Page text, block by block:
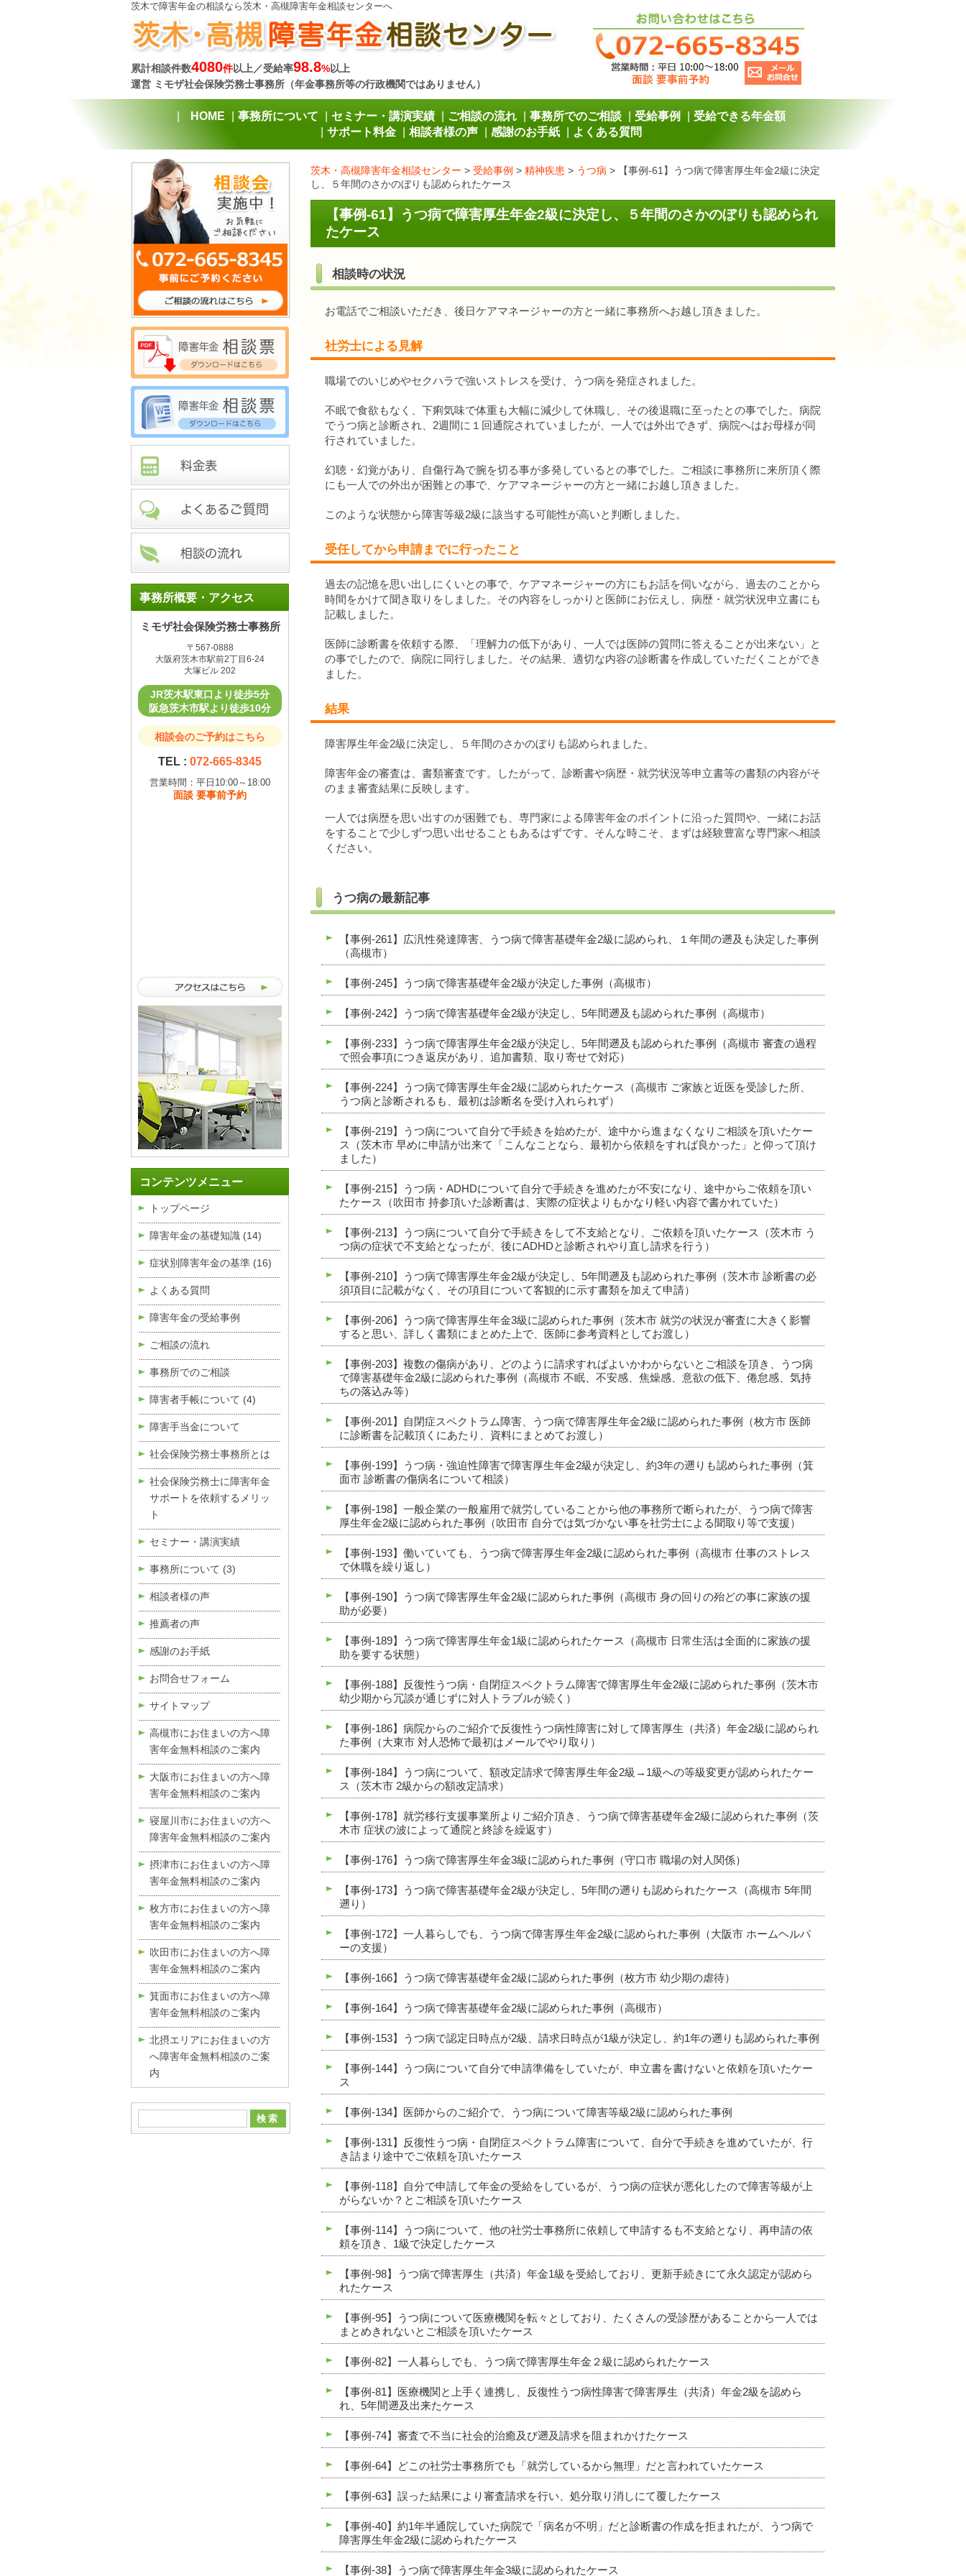
茨木で障害年金の相談なら茨木・高槻障害年金相談センターへ
累計相談件数4080件以上／受給率98.8%以上
運営 ミモザ社会保険労務士事務所（年金事務所等の行政機関ではありません）
HOME 事務所について セミナー・講演実績 ご相談の流れ 事務所でのご相談 受給事例
受給できる年金額
サポート料金
相談者様の声 感謝のお手紙 よくある質問
茨木・高槻障害年金相談センター > 受給事例 > 精神疾患 > うつ病 >
【事例-61】うつ病で障害厚生年金2級に決定
し、５年間のさかのぼりも認められたケース
【事例-61】うつ病で障害厚生年金2級に決定し、５年間のさかのぼりも認められ
たケース
相談時の状況
お電話でご相談いただき、後日ケアマネージャーの方と一緒に事務所へお越し頂きました。
社労士による見解
職場でのいじめやセクハラで強いストレスを受け、うつ病を発症されました。
不眠で食欲もなく、下痢気味で体重も大幅に減少して休職し、その後退職に至ったとの事でした。病院
でうつ病と診断され、2週間に１回通院されていましたが、一人では外出できず、病院へはお母様が同
行されていました。
幻聴・幻覚があり、自傷行為で腕を切る事が多発しているとの事でした。ご相談に事務所に来所頂く際
にも一人での外出が困難との事で、ケアマネージャーの方と一緒にお越し頂きました。
このような状態から障害等級2級に該当する可能性が高いと判断しました。
受任してから申請までに行ったこと
過去の記憶を思い出しにくいとの事で、ケアマネージャーの方にもお話を伺いながら、過去のことから
時間をかけて聞き取りをしました。その内容をしっかりと医師にお伝えし、病歴・就労状況申立書にも
記載しました。
医師に診断書を依頼する際、「理解力の低下があり、一人では医師の質問に答えることが出来ない」と
の事でしたので、病院に同行しました。その結果、適切な内容の診断書を作成していただくことができ
ました。
結果
障害厚生年金2級に決定し、５年間のさかのぼりも認められました。
障害年金の審査は、書類審査です。したがって、診断書や病歴・就労状況等申立書等の書類の内容がそ
のまま審査結果に反映します。
一人では病歴を思い出すのが困難でも、専門家による障害年金のポイントに沿った質問や、一緒にお話
をすることで少しずつ思い出せることもあるはずです。そんな時こそ、まずは経験豊富な専門家へ相談
ください。
うつ病の最新記事
【事例-261】広汎性発達障害、うつ病で障害基礎年金2級に認められ、１年間の遡及も決定した事例
（高槻市）
【事例-245】うつ病で障害基礎年金2級が決定した事例（高槻市）
【事例-242】うつ病で障害基礎年金2級が決定し、5年間遡及も認められた事例（高槻市）
【事例-233】うつ病で障害厚生年金2級が決定し、5年間遡及も認められた事例（高槻市 審査の過程
で照会事項につき返戻があり、追加書類、取り寄せで対応）
【事例-224】うつ病で障害厚生年金2級に認められたケース（高槻市 ご家族と近医を受診した所、
うつ病と診断されるも、最初は診断名を受け入れられず）
【事例-219】うつ病について自分で手続きを始めたが、途中から進まなくなりご相談を頂いたケー
ス（茨木市 早めに申請が出来て「こんなことなら、最初から依頼をすれば良かった」と仰って頂け
ました）
【事例-215】うつ病・ADHDについて自分で手続きを進めたが不安になり、途中からご依頼を頂い
たケース（吹田市 持参頂いた診断書は、実際の症状よりもかなり軽い内容で書かれていた）
【事例-213】うつ病について自分で手続きをして不支給となり、ご依頼を頂いたケース（茨木市 う
つ病の症状で不支給となったが、後にADHDと診断されやり直し請求を行う）
【事例-210】うつ病で障害厚生年金2級が決定し、5年間遡及も認められた事例（茨木市 診断書の必
須項目に記載がなく、その項目について客観的に示す書類を加えて申請）
【事例-206】うつ病で障害厚生年金3級に認められた事例（茨木市 就労の状況が審査に大きく影響
すると思い、詳しく書類にまとめた上で、医師に参考資料としてお渡し）
【事例-203】複数の傷病があり、どのように請求すればよいかわからないとご相談を頂き、うつ病
で障害基礎年金2級に認められた事例（高槻市 不眠、不安感、焦燥感、意欲の低下、倦怠感、気持
ちの落込み等）
【事例-201】自閉症スペクトラム障害、うつ病で障害厚生年金2級に認められた事例（枚方市 医師
に診断書を記載頂くにあたり、資料にまとめてお渡し）
【事例-199】うつ病・強迫性障害で障害厚生年金2級が決定し、約3年の遡りも認められた事例（箕
面市 診断書の傷病名について相談）
【事例-198】一般企業の一般雇用で就労していることから他の事務所で断られたが、うつ病で障害
厚生年金2級に認められた事例（吹田市 自分では気づかない事を社労士による聞取り等で支援）
【事例-193】働いていても、うつ病で障害厚生年金2級に認められた事例（高槻市 仕事のストレス
で休職を繰り返し）
【事例-190】うつ病で障害厚生年金2級に認められた事例（高槻市 身の回りの殆どの事に家族の援
助が必要）
【事例-189】うつ病で障害厚生年金1級に認められたケース（高槻市 日常生活は全面的に家族の援
助を要する状態）
【事例-188】反復性うつ病・自閉症スペクトラム障害で障害厚生年金2級に認められた事例（茨木市
幼少期から冗談が通じずに対人トラブルが続く）
【事例-186】病院からのご紹介で反復性うつ病性障害に対して障害厚生（共済）年金2級に認められ
た事例（大東市 対人恐怖で最初はメールでやり取り）
【事例-184】うつ病について、額改定請求で障害厚生年金2級→1級への等級変更が認められたケー
ス（茨木市 2級からの額改定請求）
【事例-178】就労移行支援事業所よりご紹介頂き、うつ病で障害基礎年金2級に認められた事例（茨
木市 症状の波によって通院と終診を繰返す）
【事例-176】うつ病で障害厚生年金3級に認められた事例（守口市 職場の対人関係）
【事例-173】うつ病で障害基礎年金2級が決定し、5年間の遡りも認められたケース（高槻市 5年間
遡り）
【事例-172】一人暮らしでも、うつ病で障害厚生年金2級に認められた事例（大阪市 ホームヘルパ
ーの支援）
【事例-166】うつ病で障害基礎年金2級に認められた事例（枚方市 幼少期の虐待）
【事例-164】うつ病で障害基礎年金2級に認められた事例（高槻市）
【事例-153】うつ病で認定日時点が2級、請求日時点が1級が決定し、約1年の遡りも認められた事例
【事例-144】うつ病について自分で申請準備をしていたが、申立書を書けないと依頼を頂いたケー
ス
【事例-134】医師からのご紹介で、うつ病について障害等級2級に認められた事例
【事例-131】反復性うつ病・自閉症スペクトラム障害について、自分で手続きを進めていたが、行
き詰まり途中でご依頼を頂いたケース
【事例-118】自分で申請して年金の受給をしているが、うつ病の症状が悪化したので障害等級が上
がらないか？とご相談を頂いたケース
【事例-114】うつ病について、他の社労士事務所に依頼して申請するも不支給となり、再申請の依
頼を頂き、1級で決定したケース
【事例-98】うつ病で障害厚生（共済）年金1級を受給しており、更新手続きにて永久認定が認めら
れたケース
【事例-95】うつ病について医療機関を転々としており、たくさんの受診歴があることから一人では
まとめきれないとご相談を頂いたケース
【事例-82】一人暮らしでも、うつ病で障害厚生年金２級に認められたケース
【事例-81】医療機関と上手く連携し、反復性うつ病性障害で障害厚生（共済）年金2級を認めら
れ、5年間遡及出来たケース
【事例-74】審査で不当に社会的治癒及び遡及請求を阻まれかけたケース
【事例-64】どこの社労士事務所でも「就労しているから無理」だと言われていたケース
【事例-63】誤った結果により審査請求を行い、処分取り消しにて覆したケース
【事例-40】約1年半通院していた病院で「病名が不明」だと診断書の作成を拒まれたが、うつ病で
障害厚生年金2級に認められたケース
【事例-38】うつ病で障害厚生年金3級に認められたケース
事務所概要・アクセス
ミモザ社会保険労務士事務所
〒567-0888
大阪府茨木市駅前2丁目6-24
大塚ビル 202
JR茨木駅東口より徒歩5分
阪急茨木市駅より徒歩10分
相談会のご予約はこちら
TEL : 072-665-8345
営業時間：平日10:00～18:00
面談 要事前予約
コンテンツメニュー
トップページ
障害年金の基礎知識 (14)
症状別障害年金の基準 (16)
よくある質問
障害年金の受給事例
ご相談の流れ
事務所でのご相談
障害者手帳について (4)
障害手当金について
社会保険労務士事務所とは
社会保険労務士に障害年金
サポートを依頼するメリッ
ト
セミナー・講演実績
事務所について (3)
相談者様の声
推薦者の声
感謝のお手紙
お問合せフォーム
サイトマップ
高槻市にお住まいの方へ障
害年金無料相談のご案内
大阪市にお住まいの方へ障
害年金無料相談のご案内
寝屋川市にお住まいの方へ
障害年金無料相談のご案内
摂津市にお住まいの方へ障
害年金無料相談のご案内
枚方市にお住まいの方へ障
害年金無料相談のご案内
吹田市にお住まいの方へ障
害年金無料相談のご案内
箕面市にお住まいの方へ障
害年金無料相談のご案内
北摂エリアにお住まいの方
へ障害年金無料相談のご案
内